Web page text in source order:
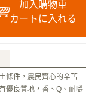
加入購物車
カートに入れる
條件，農民齊心的辛苦
優良質地，香、Q、耐嚼